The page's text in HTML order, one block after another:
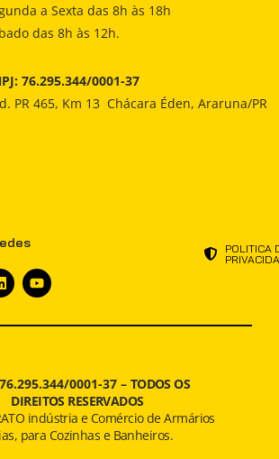
a Sexta das 8h às 18h
das 8h às 12h.
76.295.344/0001-37
PR 465, Km 13 Chácara Éden, Araruna/PR
POLITICA
0001-37 – TODOS OS
DIREITOS RESERVADOS
indústria e Comércio de Armários
para Cozinhas e Banheiros.